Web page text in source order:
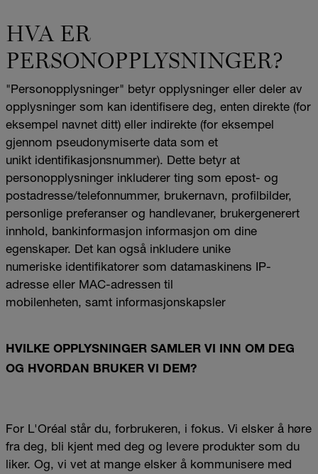
HVA ER
PERSONOPPLYSNINGER?
"Personopplysninger" betyr opplysninger eller deler av
opplysninger som kan identifisere deg, enten direkte (for
eksempel navnet ditt) eller indirekte (for eksempel
gjennom pseudonymiserte data som et
unikt identifikasjonsnummer). Dette betyr at
personopplysninger inkluderer ting som epost- og
postadresse/telefonnummer, brukernavn, profilbilder,
personlige preferanser og handlevaner, brukergenerert
innhold, bankinformasjon informasjon om dine
egenskaper. Det kan også inkludere unike
numeriske identifikatorer som datamaskinens IP-
adresse eller MAC-adressen til
mobilenheten, samt informasjonskapsler
HVILKE OPPLYSNINGER SAMLER VI INN OM DEG
OG HVORDAN BRUKER VI DEM?
For L'Oréal står du, forbrukeren, i fokus. Vi elsker å høre
fra deg, bli kjent med deg og levere produkter som du
liker. Og, vi vet at mange elsker å kommunisere med